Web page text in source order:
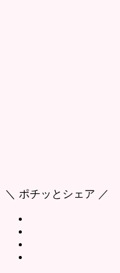
＼ ポチッとシェア ／